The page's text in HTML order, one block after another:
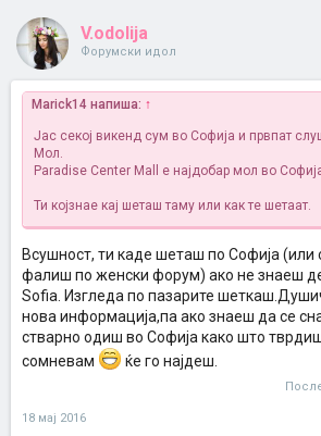
V.odolija
Форумски идол
Marick14 напиша: ↑
Јас секој викенд сум во Софија и првпат
Мол.
Paradise Center Mall е најдобар мол во
Ти којзнае кај шеташ таму или как те шетаат.
Всушност, ти каде шеташ по Софија (или
фалиш по женски форум) ако не знаеш
Sofia. Изгледа по пазарите
нова информација,па ако знаеш да се
стварно одиш во Софија како што
сомневам
ќе го најдеш.
18 мај 2016